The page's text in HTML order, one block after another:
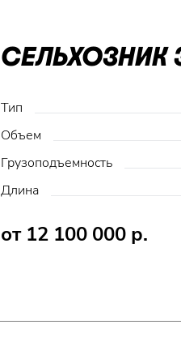
СЕЛЬХОЗНИК
Тип
Объем
Грузоподъемность
Длина
от 12 100 000 р.